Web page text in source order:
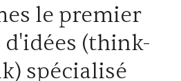
le premier
(think-
spécialisé